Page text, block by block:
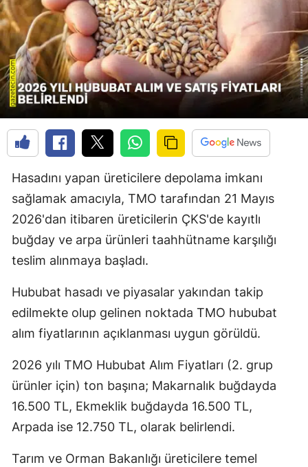
Hasadını yapan üreticilere depolama imkanı
sağlamak amacıyla, TMO tarafından 21 Mayıs
2026'dan itibaren üreticilerin ÇKS'de kayıtlı
buğday ve arpa ürünleri taahhütname karşılığı
teslim alınmaya başladı.
Hububat hasadı ve piyasalar yakından takip
edilmekte olup gelinen noktada TMO hububat
alım fiyatlarının açıklanması uygun görüldü.
2026 yılı TMO Hububat Alım Fiyatları (2. grup
ürünler için) ton başına; Makarnalık buğdayda
16.500 TL, Ekmeklik buğdayda 16.500 TL,
Arpada ise 12.750 TL, olarak belirlendi.
Tarım ve Orman Bakanlığı üreticilere temel